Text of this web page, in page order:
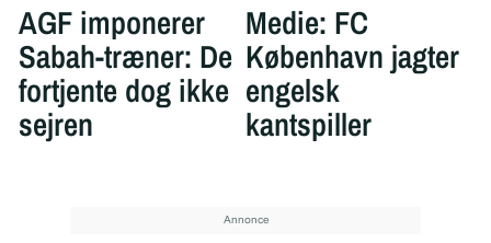
AGF imponerer
Sabah-træner: De
fortjente dog ikke
sejren
Medie: FC
København jagter
engelsk
kantspiller